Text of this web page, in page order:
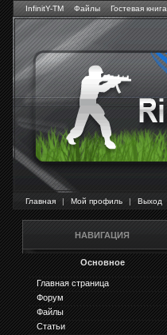
InfinitY-TM Файлы Гостевая книга
Главная | Мой профиль | Выход
НАВИГАЦИЯ
Основное
Главная страница
Форум
Файлы
Статьи